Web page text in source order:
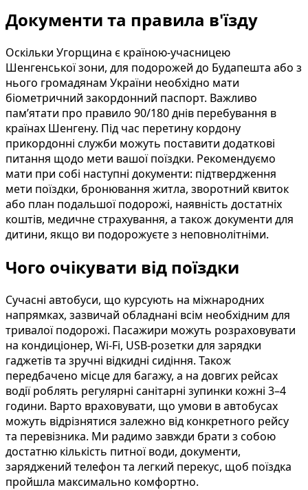
Документи та правила в'їзду
Оскільки Угорщина є країною-учасницею
Шенгенської зони, для подорожей до Будапешта або з
нього громадянам України необхідно мати
біометричний закордонний паспорт. Важливо
пам’ятати про правило 90/180 днів перебування в
країнах Шенгену. Під час перетину кордону
прикордонні служби можуть поставити додаткові
питання щодо мети вашої поїздки. Рекомендуємо
мати при собі наступні документи: підтвердження
мети поїздки, бронювання житла, зворотний квиток
або план подальшої подорожі, наявність достатніх
коштів, медичне страхування, а також документи для
дитини, якщо ви подорожуєте з неповнолітніми.
Чого очікувати від поїздки
Сучасні автобуси, що курсують на міжнародних
напрямках, зазвичай обладнані всім необхідним для
тривалої подорожі. Пасажири можуть розраховувати
на кондиціонер, Wi-Fi, USB-розетки для зарядки
гаджетів та зручні відкидні сидіння. Також
передбачено місце для багажу, а на довгих рейсах
водії роблять регулярні санітарні зупинки кожні 3–4
години. Варто враховувати, що умови в автобусах
можуть відрізнятися залежно від конкретного рейсу
та перевізника. Ми радимо завжди брати з собою
достатню кількість питної води, документи,
заряджений телефон та легкий перекус, щоб поїздка
пройшла максимально комфортно.